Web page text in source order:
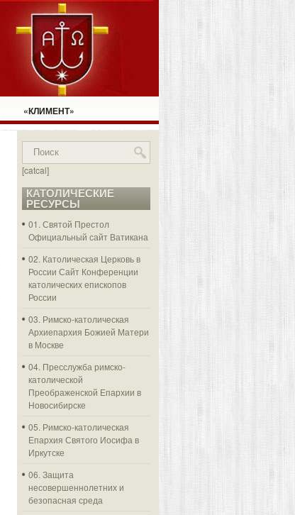
«КЛИМЕНТ»
[catcal]
КАТОЛИЧЕСКИЕ
РЕСУРСЫ
01. Святой Престол
Официальный сайт Ватикана
02. Католическая Церковь в
России Сайт Конференции
католических епископов
России
03. Римско-католическая
Архиепархия Божией Матери
в Москве
04. Пресслужба римско-
католической
Преображенской Епархии в
Новосибирске
05. Римско-католическая
Епархия Святого Иосифа в
Иркутске
06. Защита
несовершеннолетних и
безопасная среда